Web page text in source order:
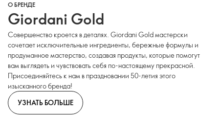
О БРЕНДЕ
Giordani Gold
Совершенство кроется в деталях. Giordani Gold мастерски
сочетает исключительные ингредиенты, бережные формулы и
продуманное мастерство, создавая продукты, которые помогут
вам выглядеть и чувствовать себя по-настоящему прекрасной.
Присоединяйтесь к нам в праздновании 50-летия этого
изысканного бренда!
УЗНАТЬ БОЛЬШЕ